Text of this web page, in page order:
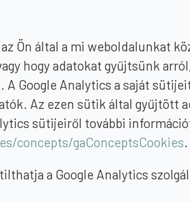
Ön által a mi weboldalunkat
hogy adatokat gyűjtsünk
Google Analytics a saját
Az ezen sütik által gyűjtött
sütijeiről további
concepts/gaConceptsCookies
a Google Analytics